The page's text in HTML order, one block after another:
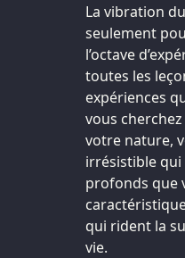
La vibration
seulement
l’octave
toutes les
expériences
vous
votre nature,
irrésistible
profonds que
qui rident la
vie.